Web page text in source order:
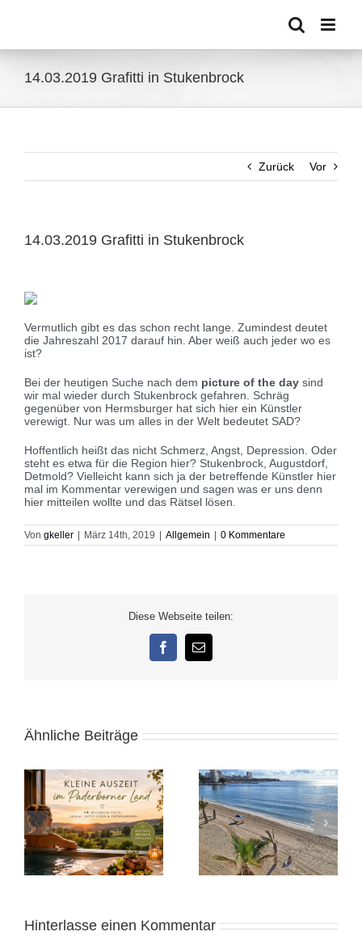
14.03.2019 Grafitti in Stukenbrock
Zurück Vor
14.03.2019 Grafitti in Stukenbrock
Bild
Vermutlich gibt es das schon recht lange. Zumindest deutet
die Jahreszahl 2017 darauf hin. Aber weiß auch jeder wo es
ist?
Bei der heutigen Suche nach dem picture of the day sind
wir mal wieder durch Stukenbrock gefahren. Schräg
gegenüber von Hermsburger hat sich hier ein Künstler
verewigt. Nur was um alles in der Welt bedeutet SAD?
Hoffentlich heißt das nicht Schmerz, Angst, Depression. Oder
steht es etwa für die Region hier? Stukenbrock, Augustdorf,
Detmold? Vielleicht kann sich ja der betreffende Künstler hier
mal im Kommentar verewigen und sagen was er uns denn
hier mitteilen wollte und das Rätsel lösen.
Von gkeller | März 14th, 2019 | Allgemein | 0 Kommentare
Diese Webseite teilen:
Facebook
E-
Mail
Ähnliche Beiträge
Alicante November
2025: Sonnige Auszeit
Heide 2025:
Norddeutsches
Wochenende
Hinterlasse einen Kommentar